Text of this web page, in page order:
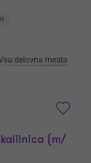
delovna mesta
kalilnica (m/